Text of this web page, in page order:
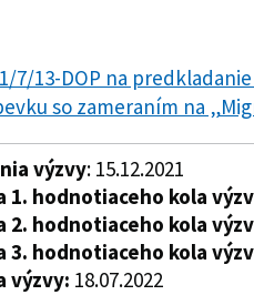
7/13-DOP na
so zameraním na
výzvy: 15.12.2021
1. hodnotiaceho kola
2. hodnotiaceho kola
3. hodnotiaceho kola
výzvy: 18.07.2022